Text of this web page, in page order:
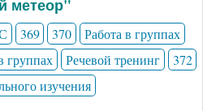
метеор"
369 370
Работа в группах
группах Речевой тренинг
372
изучения